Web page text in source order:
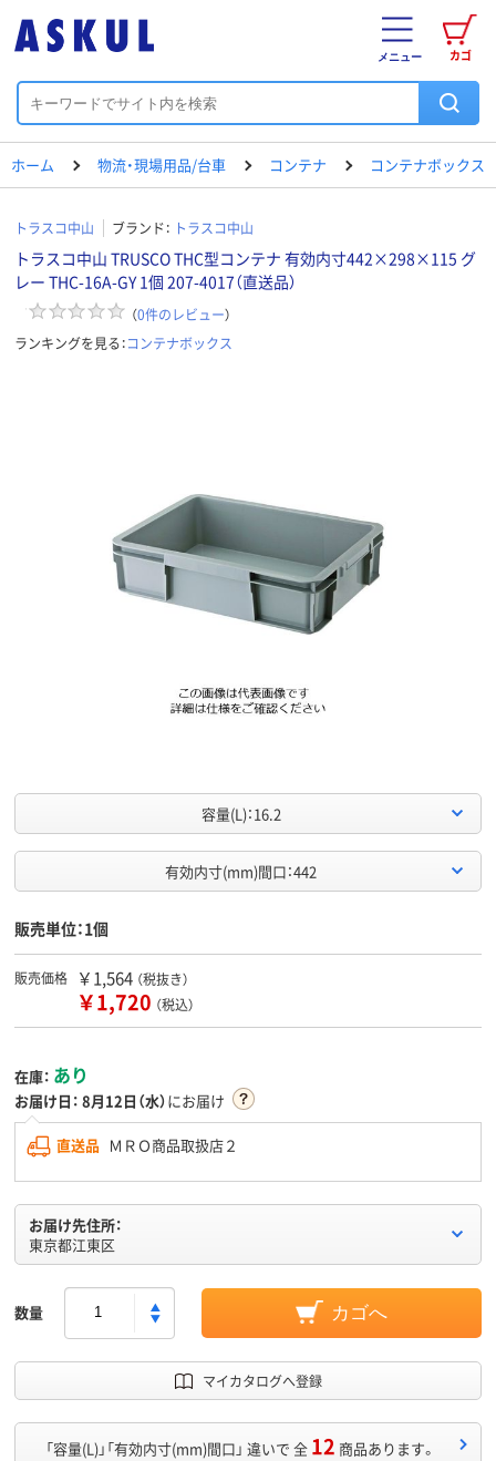
カゴ
メニュー
ホーム 物流・現場用品/台車 コンテナ コンテナボックス
トラスコ中山 ブランド： トラスコ中山
トラスコ中山 TRUSCO THC型コンテナ 有効内寸442×298×115 グ
レー THC-16A-GY 1個 207-4017（直送品）
（0件のレビュー）
ランキングを見る：コンテナボックス
容量(L)：16.2
有効内寸(mm)間口：442
販売単位：1個
販売価格 ￥1,564 （税抜き）
￥1,720 （税込）
在庫： あり
お届け日： 8月12日（水）にお届け
直送品 ＭＲＯ商品取扱店２
お届け先住所：
東京都江東区
数量 カゴへ
マイカタログへ登録
「容量(L)」「有効内寸(mm)間口」 違いで 全 12 商品あります。